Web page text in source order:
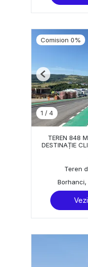
Comision 0%
1 / 4
Previous
TEREN 848
DESTINAȚIE
Teren